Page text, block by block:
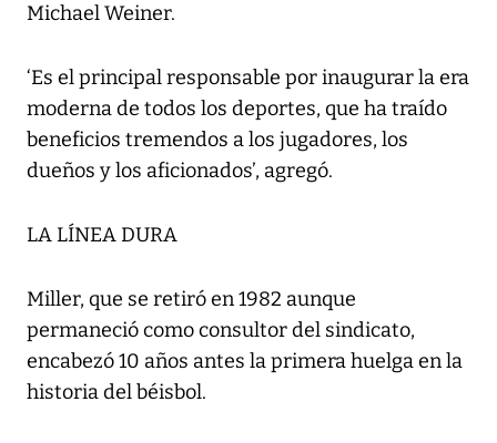
Michael Weiner.
‘Es el principal responsable por inaugurar la era
moderna de todos los deportes, que ha traído
beneficios tremendos a los jugadores, los
dueños y los aficionados’, agregó.
LA LÍNEA DURA
Miller, que se retiró en 1982 aunque
permaneció como consultor del sindicato,
encabezó 10 años antes la primera huelga en la
historia del béisbol.